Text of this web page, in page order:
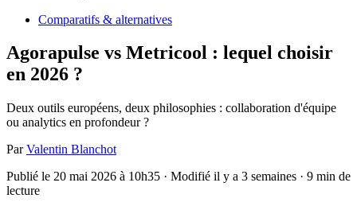
Comparatifs & alternatives
Agorapulse vs Metricool : lequel choisir
en 2026 ?
Deux outils européens, deux philosophies : collaboration d'équipe
ou analytics en profondeur ?
ParValentin Blanchot
Publié le 20 mai 2026 à 10h35 · Modifié il y a 3 semaines · 9 min de
lecture